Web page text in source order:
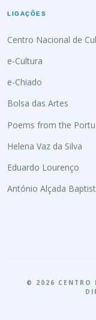
LIGAÇÕES
Centro Nacional de
e-Cultura
e-Chiado
Bolsa das Artes
Poems from the
Helena Vaz da Silva
Eduardo Lourenço
António Alçada
© 2026 CENTRO